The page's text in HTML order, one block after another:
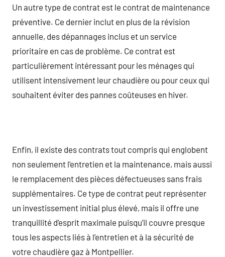
Un autre type de contrat est le contrat de maintenance
préventive. Ce dernier inclut en plus de la révision
annuelle, des dépannages inclus et un service
prioritaire en cas de problème. Ce contrat est
particulièrement intéressant pour les ménages qui
utilisent intensivement leur chaudière ou pour ceux qui
souhaitent éviter des pannes coûteuses en hiver.
Enfin, il existe des contrats tout compris qui englobent
non seulement l’entretien et la maintenance, mais aussi
le remplacement des pièces défectueuses sans frais
supplémentaires. Ce type de contrat peut représenter
un investissement initial plus élevé, mais il offre une
tranquillité d’esprit maximale puisqu’il couvre presque
tous les aspects liés à l’entretien et à la sécurité de
votre chaudière gaz à Montpellier.